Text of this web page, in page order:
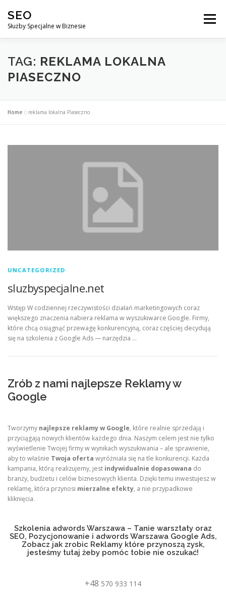
treści
SEO
Służby Specjalne w Biznesie
Menu
AGENCJA SEO CO ZYSKUJESZ ?
TAG: REKLAMA LOKALNA
PIASECZNO
Home »reklama lokalna Piaseczno
UNCATEGORIZED
sluzbyspecjalne.net
Wstęp W codziennej rzeczywistości działań marketingowych coraz
większego znaczenia nabiera reklama w wyszukiwarce Google. Firmy,
które chcą osiągnąć przewagę konkurencyjną, coraz częściej decydują
się na szkolenia z Google Ads — narzędzia …
Zrób z nami najlepsze Reklamy w
Google
Tworzymy najlepsze reklamy w Google, które realnie sprzedają i
przyciągają nowych klientów każdego dnia. Naszym celem jest nie tylko
wyświetlenie Twojej firmy w wynikach wyszukiwania – ale sprawienie,
aby to właśnie Twoja oferta wyróżniała się na tle konkurencji. Każda
kampania, którą realizujemy, jest indywidualnie dopasowana do
branży, budżetu i celów biznesowych klienta. Dzięki temu inwestujesz w
reklamę, która przynosi mierzalne efekty, a nie przypadkowe
kliknięcia.
Szkolenia adwords Warszawa – Tanie warsztaty oraz
SEO, Pozycjonowanie i adwords Warszawa Google Ads,
Zobacz jak zrobic Reklamy które przynoszą zysk,
jesteśmy tutaj żeby pomóc tobie nie oszukać!
+48 570 933 114